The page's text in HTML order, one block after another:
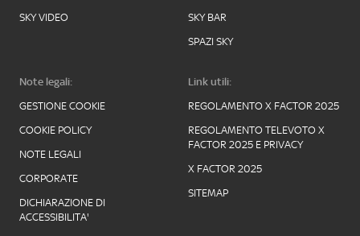
SKY VIDEO
SKY BAR
SPAZI SKY
Note legali:
GESTIONE COOKIE
COOKIE POLICY
NOTE LEGALI
CORPORATE
DICHIARAZIONE DI
ACCESSIBILITA'
Link utili:
REGOLAMENTO X FACTOR 2025
REGOLAMENTO TELEVOTO X
FACTOR 2025 E PRIVACY
X FACTOR 2025
SITEMAP